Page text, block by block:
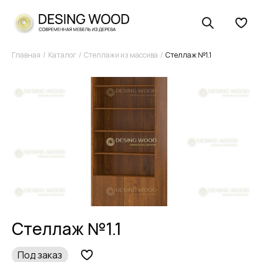
Главная Каталог Стеллажи из массива Стеллаж №1.1
Стеллаж №1.1
Под заказ